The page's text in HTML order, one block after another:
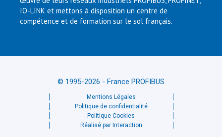
IO-LINK et mettons à disposition un centre de
compétence et de formation sur le sol français.
© 1995-2026 - France PROFIBUS
Mentions Légales
Politique de confidentialité
Politique Cookies
Réalisé par Interaction